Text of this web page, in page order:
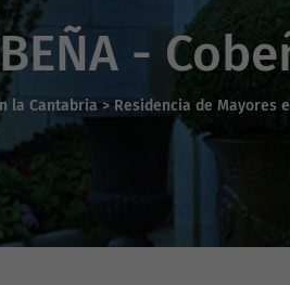
-
la Cantabria > Residencia de Mayores